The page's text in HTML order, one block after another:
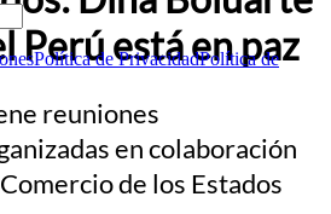
Política de PrivacidadPolítica de
Perú está en paz
reuniones
en colaboración
de los Estados